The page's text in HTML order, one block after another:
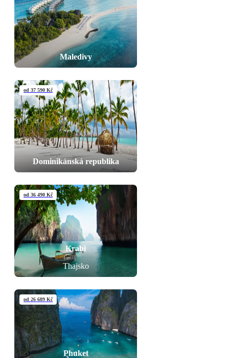
Maledivy
Dominikánská republika
od 37 590 Kč
Krabi
Thajsko
od 36 490 Kč
Phuket
od 26 689 Kč